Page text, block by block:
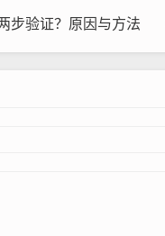
步验证？原因与方法